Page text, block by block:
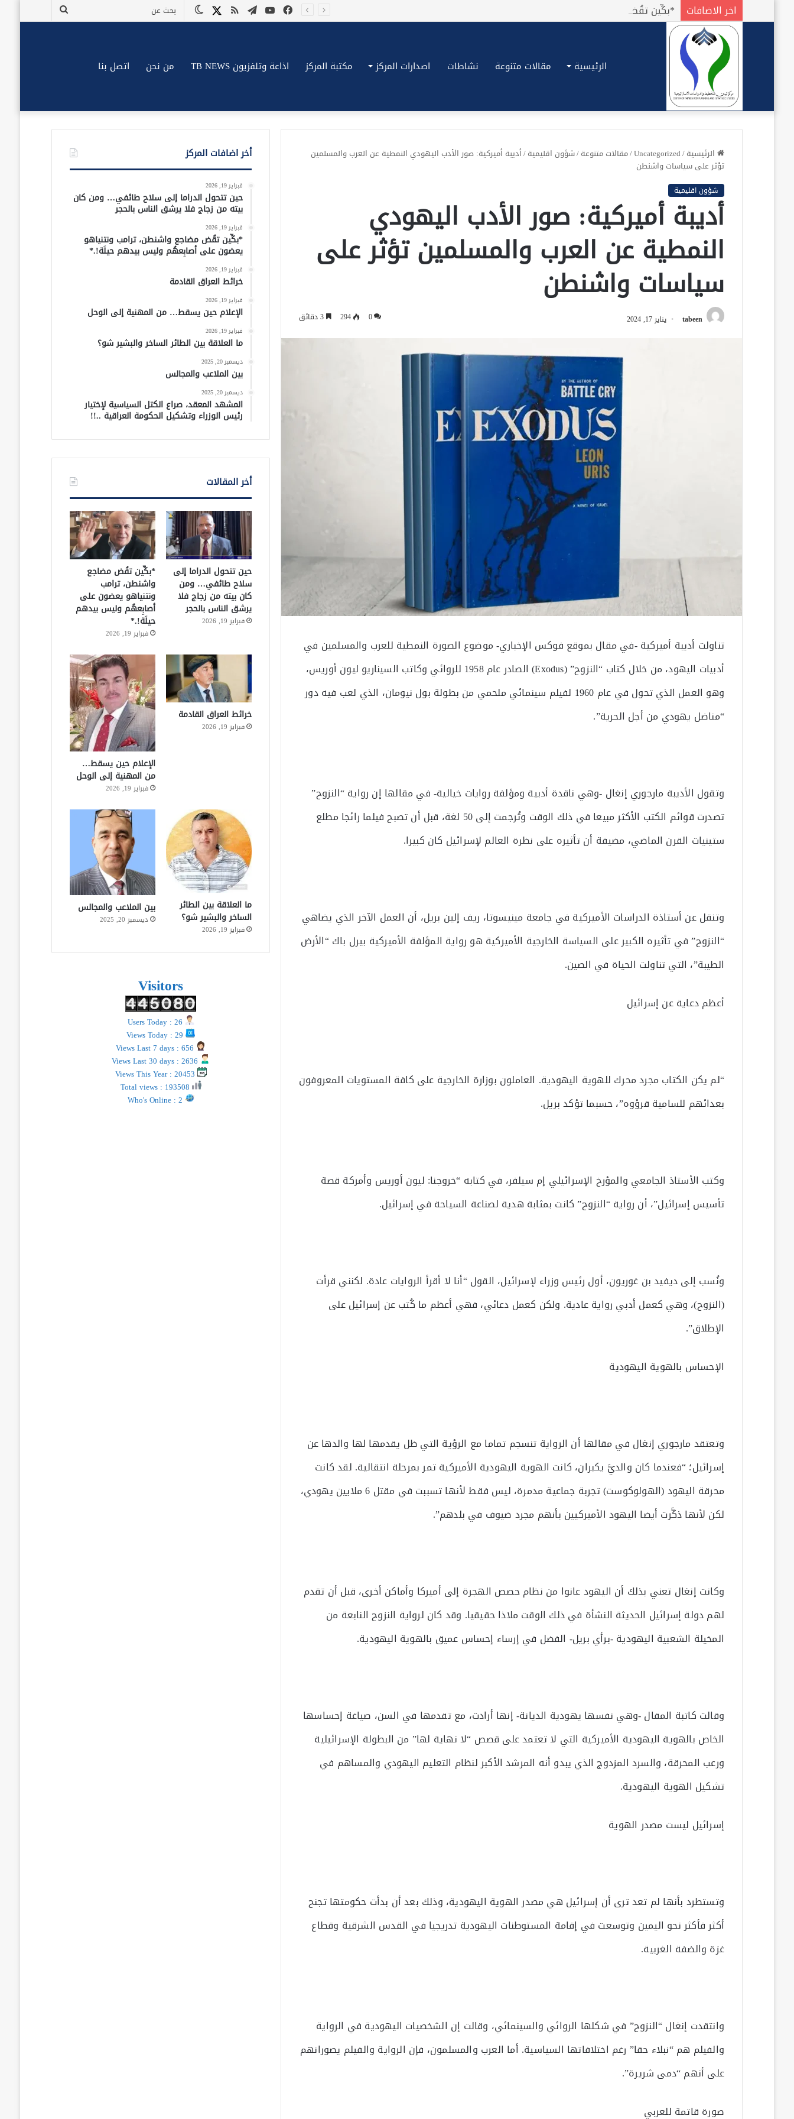
اخر الاضافات
بحث
الوضع X ملخص
تيلقراميوتيوب
فيسبوك
الرئيسية مقالات متنوعة نشاطات اصدارات المركز مكتبة المركز اذاعة وتلفزيون TB NEWS من نحن اتصل بنا
الرئيسية/
Uncategorized
/مقالات متنوعة/شؤون اقليمية/أديبة أميركية: صور الأدب اليهودي النمطية عن العرب والمسلمين
تؤثر على سياسات واشنطن
شؤون اقليمية
أديبة أميركية: صور الأدب اليهودي
النمطية عن العرب والمسلمين تؤثر على
سياسات واشنطن
tabeen يناير 17, 2024 0
294 3 دقائق
تناولت أديبة أميركية -في مقال بموقع فوكس الإخباري- موضوع الصورة النمطية للعرب والمسلمين في
أدبيات اليهود، من خلال كتاب “النزوح” (Exodus) الصادر عام 1958 للروائي وكاتب السيناريو ليون أوريس،
وهو العمل الذي تحول في عام 1960 لفيلم سينمائي ملحمي من بطولة بول نيومان، الذي لعب فيه دور
“مناضل يهودي من أجل الحرية”.
وتقول الأديبة مارجوري إنغال -وهي ناقدة أدبية ومؤلفة روايات خيالية- في مقالها إن رواية “النزوح”
تصدرت قوائم الكتب الأكثر مبيعا في ذلك الوقت وتُرجمت إلى 50 لغة، قبل أن تصبح فيلما رائجا مطلع
ستينيات القرن الماضي، مضيفة أن تأثيره على نظرة العالم لإسرائيل كان كبيرا.
وتنقل عن أستاذة الدراسات الأميركية في جامعة مينيسوتا، ريف إلين بريل، أن العمل الآخر الذي يضاهي
“النزوح” في تأثيره الكبير على السياسة الخارجية الأميركية هو رواية المؤلفة الأميركية بيرل باك “الأرض
الطيبة”، التي تناولت الحياة في الصين.
أعظم دعاية عن إسرائيل
“لم يكن الكتاب مجرد محرك للهوية اليهودية. العاملون بوزارة الخارجية على كافة المستويات المعروفون
بعدائهم للسامية قرؤوه”، حسبما تؤكد بريل.
وكتب الأستاذ الجامعي والمؤرخ الإسرائيلي إم سيلفر، في كتابه “خروجنا: ليون أوريس وأمركة قصة
تأسيس إسرائيل”، أن رواية “النزوح” كانت بمثابة هدية لصناعة السياحة في إسرائيل.
ونُسب إلى ديفيد بن غوريون، أول رئيس وزراء لإسرائيل، القول “أنا لا أقرأ الروايات عادة. لكنني قرأت
(النزوح)، وهي كعمل أدبي رواية عادية. ولكن كعمل دعائي، فهي أعظم ما كُتب عن إسرائيل على
الإطلاق”.
الإحساس بالهوية اليهودية
وتعتقد مارجوري إنغال في مقالها أن الرواية تنسجم تماما مع الرؤية التي ظل يقدمها لها والدها عن
إسرائيل؛ “فعندما كان والديَّ يكبران، كانت الهوية اليهودية الأميركية تمر بمرحلة انتقالية. لقد كانت
محرقة اليهود (الهولوكوست) تجربة جماعية مدمرة، ليس فقط لأنها تسببت في مقتل 6 ملايين يهودي،
لكن لأنها ذكَّرت أيضا اليهود الأميركيين بأنهم مجرد ضيوف في بلدهم”.
وكانت إنغال تعني بذلك أن اليهود عانوا من نظام حصص الهجرة إلى أميركا وأماكن أخرى، قبل أن تقدم
لهم دولة إسرائيل الحديثة النشأة في ذلك الوقت ملاذا حقيقيا. وقد كان لرواية النزوح النابعة من
المخيلة الشعبية اليهودية -برأي بريل- الفضل في إرساء إحساس عميق بالهوية اليهودية.
وقالت كاتبة المقال -وهي نفسها يهودية الديانة- إنها أرادت، مع تقدمها في السن، صياغة إحساسها
الخاص بالهوية اليهودية الأميركية التي لا تعتمد على قصص “لا نهاية لها” من البطولة الإسرائيلية
ورعب المحرقة، والسرد المزدوج الذي يبدو أنه المرشد الأكبر لنظام التعليم اليهودي والمساهم في
تشكيل الهوية اليهودية.
إسرائيل ليست مصدر الهوية
وتستطرد بأنها لم تعد ترى أن إسرائيل هي مصدر الهوية اليهودية، وذلك بعد أن بدأت حكومتها تجنح
أكثر فأكثر نحو اليمين وتوسعت في إقامة المستوطنات اليهودية تدريجيا في القدس الشرقية وقطاع
غزة والضفة الغربية.
وانتقدت إنغال “النزوح” في شكلها الروائي والسينمائي، وقالت إن الشخصيات اليهودية في الرواية
والفيلم هم “نبلاء حقا” رغم اختلافاتها السياسية. أما العرب والمسلمون، فإن الرواية والفيلم يصورانهم
على أنهم “دمى شريرة”.
صورة قاتمة للعربي
أخر اضافات المركز
فبراير 19, 2026
حين تتحول الدراما إلى سلاح طائفي… ومن كان
بيته من زجاج فلا يرشق الناس بالحجر
فبراير 19, 2026
*بكِّين تقُض مضاجع واشنطن، ترامب ونتنياهو
يعضون على أصابِعهُم وليس بيدهم حيلَة!.*
فبراير 19, 2026
خرائط العراق القادمة
فبراير 19, 2026
الإعلام حين يسقط… من المهنية إلى الوحل
فبراير 19, 2026
ما العلاقة بين الطائر الساخر والبشير شو؟
ديسمبر 20, 2025
بين الملاعب والمجالس
ديسمبر 20, 2025
المشهد المعقد، صراع الكتل السياسية لإختيار
رئيس الوزراء وتشكيل الحكومة العراقية ..!!
أخر المقالات
حين تتحول الدراما إلى
سلاح طائفي… ومن
كان بيته من زجاج فلا
يرشق الناس بالحجر
فبراير 19, 2026
*بكِّين تقُض مضاجع
واشنطن، ترامب
ونتنياهو يعضون على
أصابِعهُم وليس بيدهم
حيلَة!.*
فبراير 19, 2026
خرائط العراق القادمة
فبراير 19, 2026
الإعلام حين يسقط…
من المهنية إلى الوحل
فبراير 19, 2026
ما العلاقة بين الطائر
الساخر والبشير شو؟
فبراير 19, 2026
بين الملاعب والمجالس
ديسمبر 20, 2025
Visitors